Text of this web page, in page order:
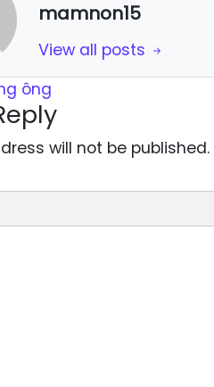
mamnon15
View all posts
ông
will not be published.